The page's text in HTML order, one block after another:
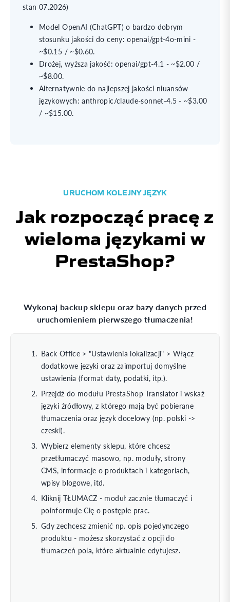
stan 07.2026)
Model OpenAI (ChatGPT) o bardzo dobrym
stosunku jakości do ceny: openai/gpt-4o-mini -
~$0.15 / ~$0.60.
Drożej, wyższa jakość: openai/gpt-4.1 - ~$2.00 /
~$8.00.
Alternatywnie do najlepszej jakości niuansów
językowych: anthropic/claude-sonnet-4.5 - ~$3.00
/ ~$15.00.
Jak rozpocząć pracę z
wieloma językami w
PrestaShop?
URUCHOM KOLEJNY JĘZYK
Wykonaj backup sklepu oraz bazy danych przed
uruchomieniem pierwszego tłumaczenia!
Back Office > "Ustawienia lokalizacji" > Włącz
dodatkowe języki oraz zaimportuj domyślne
ustawienia (format daty, podatki, itp.).
Przejdź do modułu PrestaShop Translator i wskaż
języki źródłowy, z którego mają być pobierane
tłumaczenia oraz język docelowy (np. polski ->
czeski).
Wybierz elementy sklepu, które chcesz
przetłumaczyć masowo, np. moduły, strony
CMS, informacje o produktach i kategoriach,
wpisy blogowe, itd.
Kliknij TŁUMACZ - moduł zacznie tłumaczyć i
poinformuje Cię o postępie prac.
Gdy zechcesz zmienić np. opis pojedynczego
produktu - możesz skorzystać z opcji do
tłumaczeń pola, które aktualnie edytujesz.